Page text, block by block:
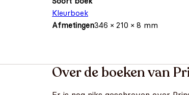
Kleurboek
Afmetingen346 × 210 × 8 mm
Over de boeken van